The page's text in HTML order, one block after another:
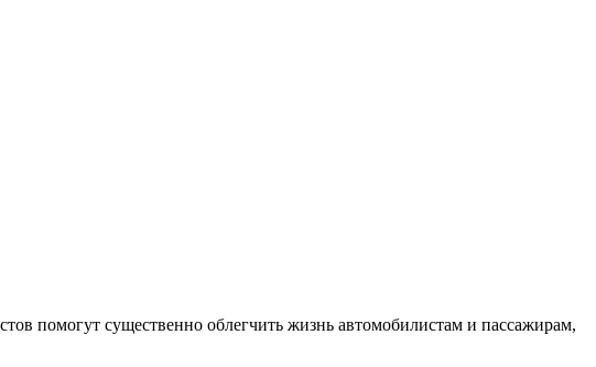
помогут существенно облегчить жизнь автомобилистам и пассажирам,